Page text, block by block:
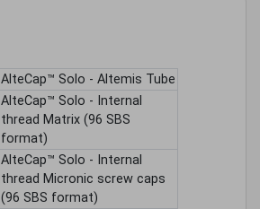
AlteCap™ Solo - Altemis Tube
AlteCap™ Solo - Internal
thread Matrix (96 SBS
format)
AlteCap™ Solo - Internal
thread Micronic screw caps
(96 SBS format)